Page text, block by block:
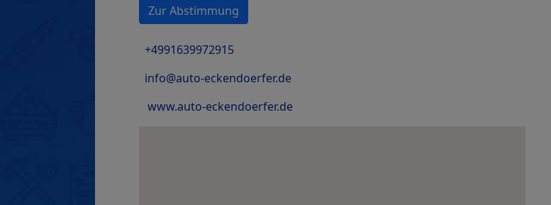
Zur Abstimmung
+4991639972915
info@auto-eckendoerfer.de
www.auto-eckendoerfer.de